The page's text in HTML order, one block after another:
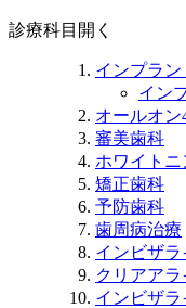
診療科目 開く
インプラン
イン
オールオン
審美歯科
ホワイトニ
矯正歯科
予防歯科
歯周病治療
インビザ
クリアアラ
インビザラ